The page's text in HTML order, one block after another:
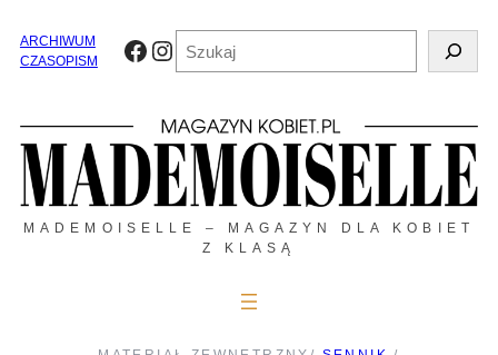
treściARCHIWUM
CZASOPISM
Facebook
Instagram
MADEMOISELLE – MAGAZYN DLA KOBIET
Z KLASĄ